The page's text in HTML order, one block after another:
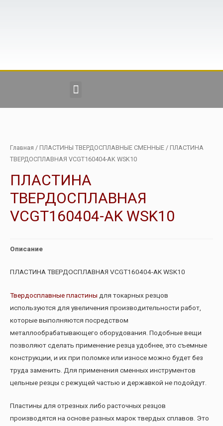
Главная / ПЛАСТИНЫ ТВЕРДОСПЛАВНЫЕ СМЕННЫЕ / ПЛАСТИНА
ТВЕРДОСПЛАВНАЯ VCGT160404-AK WSK10
ПЛАСТИНА
ТВЕРДОСПЛАВНАЯ
VCGT160404-AK WSK10
Описание
ПЛАСТИНА ТВЕРДОСПЛАВНАЯ VCGT160404-AK WSK10
Твердосплавные пластины для токарных резцов
используются для увеличения производительности работ,
которые выполняются посредством
металлообрабатывающего оборудования. Подобные вещи
позволяют сделать применение резца удобнее, это съемные
конструкции, и их при поломке или износе можно будет без
труда заменить. Для применения сменных инструментов
цельные резцы с режущей частью и державкой не подойдут.
Пластины для отрезных либо расточных резцов
производятся на основе разных марок твердых сплавов. Это